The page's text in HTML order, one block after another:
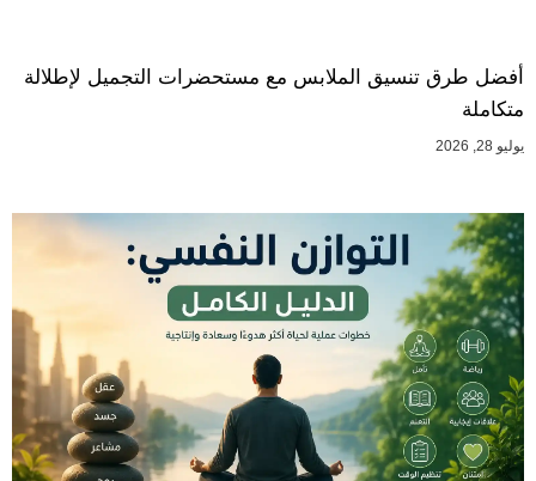
أفضل طرق تنسيق الملابس مع مستحضرات التجميل لإطلالة
متكاملة
يوليو 28, 2026